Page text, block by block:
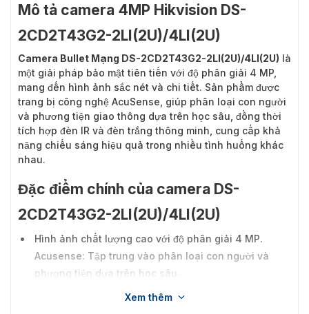
Mô tả camera 4MP Hikvision DS-
2CD2T43G2-2LI(2U)/4LI(2U)
Camera Bullet Mạng DS-2CD2T43G2-2LI(2U)/4LI(2U) là
một giải pháp bảo mật tiên tiến với độ phân giải 4 MP,
mang đến hình ảnh sắc nét và chi tiết. Sản phẩm được
trang bị công nghệ AcuSense, giúp phân loại con người
và phương tiện giao thông dựa trên học sâu, đồng thời
tích hợp đèn IR và đèn trắng thông minh, cung cấp khả
năng chiếu sáng hiệu quả trong nhiều tình huống khác
nhau.
Đặc điểm chính của camera DS-
2CD2T43G2-2LI(2U)/4LI(2U)
Hình ảnh chất lượng cao với độ phân giải 4 MP.
Acusense: Tập trung vào phân loại con người và
phương tiện dựa trên học sâu.
Smart Hybrid Light: Tích hợp giữa đèn hồng ngoại và
Xem thêm